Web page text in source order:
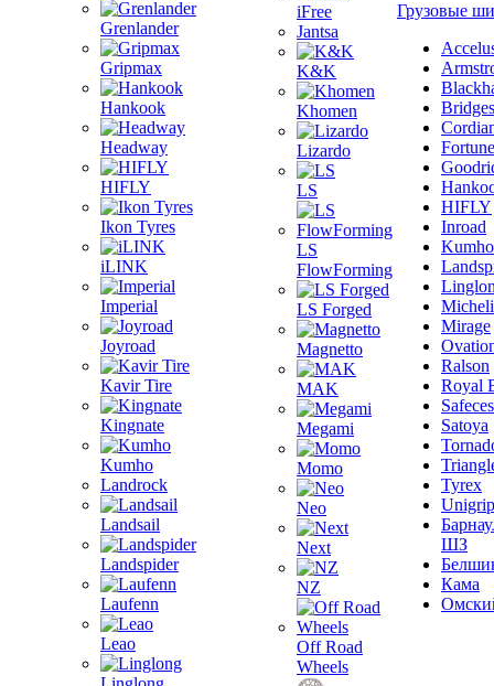
Grenlander
Gripmax
Hankook
Headway
HIFLY
Ikon Tyres
iLINK
Imperial
Joyroad
Kavir Tire
Kingnate
Kumho
Landrock
Landsail
Landspider
Laufenn
Leao
iFree
Jantsa
K&K
Khomen
Lizardo
LS
LS
FlowForming
LS Forged
Magnetto
MAK
Megami
Momo
Neo
Next
NZ
Off Road
Wheels
Грузовые
Fortune
HIFLY
Inroad
Kumho
Mirage
Ralson
Royal
Satoya
Tyrex
Unigrip
ШЗ
Кама